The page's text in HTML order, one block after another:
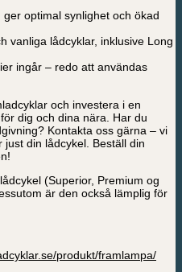
optimal synlighet och ökad
vanliga lådcyklar, inklusive Long
ingår – redo att användas
och investera i en
dig och dina nära. Har du
Kontakta oss gärna – vi
din lådcykel. Beställ din
(Superior, Premium og
är den också lämplig för
produkt/framlampa/